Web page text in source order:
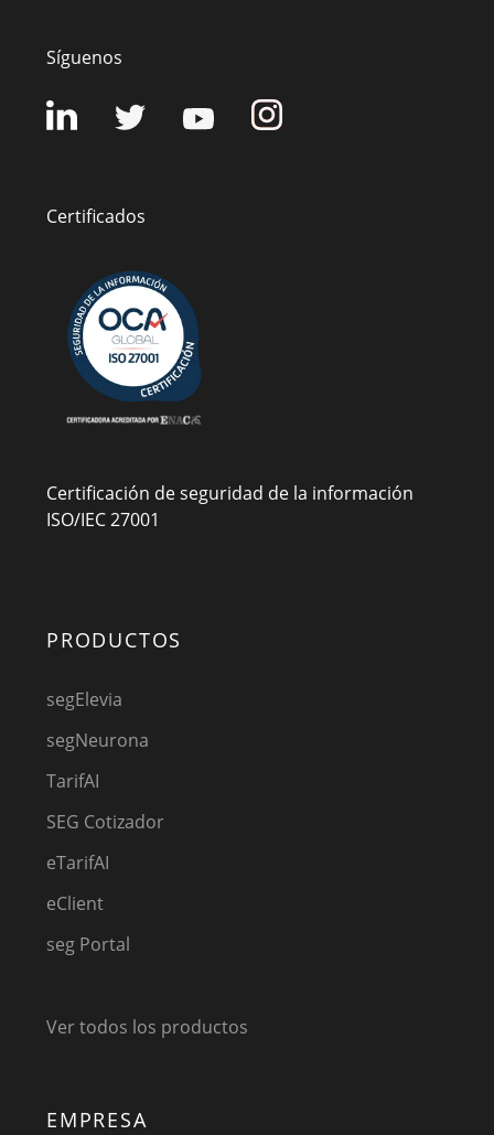
Síguenos
Certificados
Certificación de seguridad de la información
ISO/IEC 27001
PRODUCTOS
segElevia
segNeurona
TarifAI
SEG Cotizador
eTarifAI
eClient
seg Portal
Ver todos los productos
EMPRESA